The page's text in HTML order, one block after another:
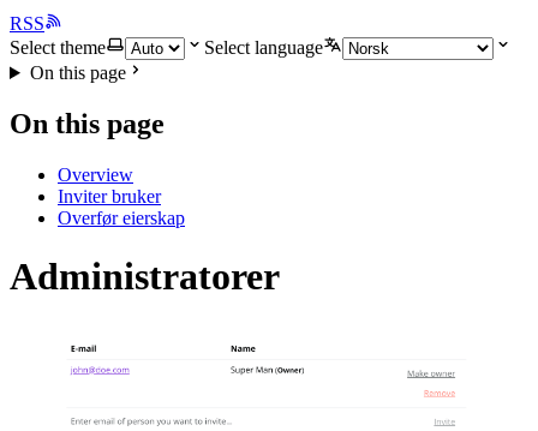
RSS
Select theme
Select language
On this page
On this page
Overview
Inviter bruker
Overfør eierskap
Administratorer